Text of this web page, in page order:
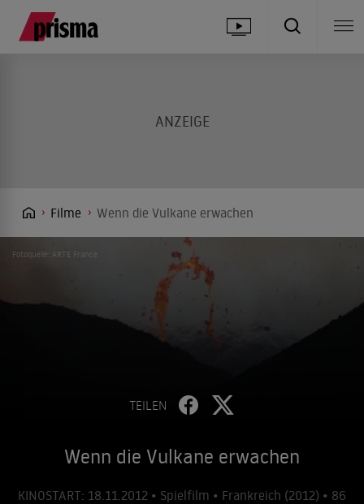
Filme Wenn die Vulkane erwachen
Fotoquelle: ARTE France
TEILEN
Wenn die Vulkane erwachen
KINOSTART: 18.11.2012 • Spielfilm • Frankreich (2012) • 86